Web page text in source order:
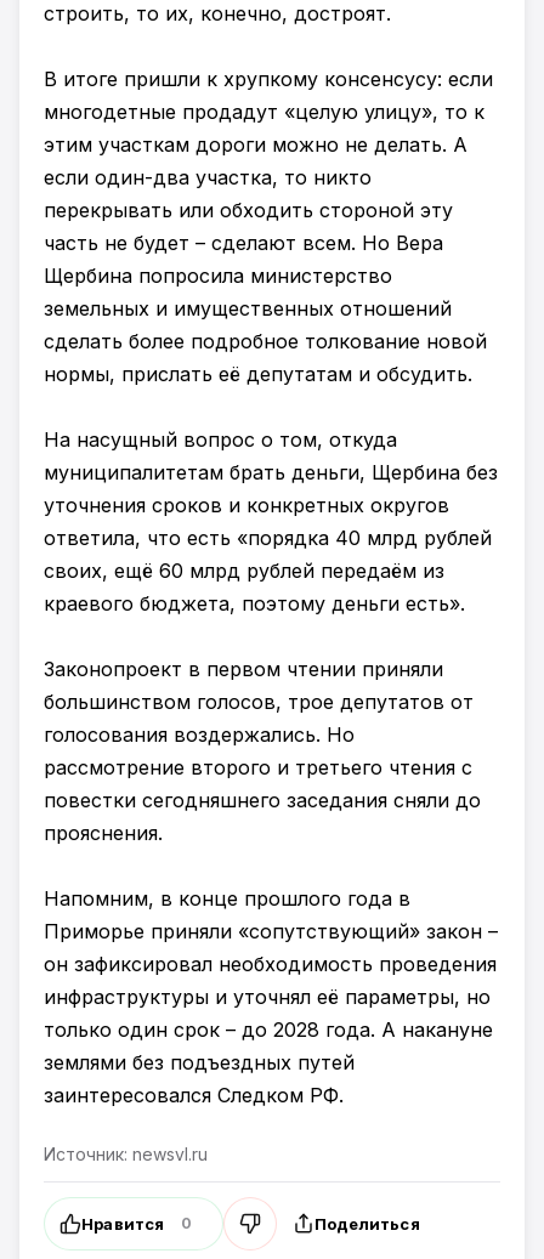
строить, то их, конечно, достроят.
В итоге пришли к хрупкому консенсусу: если
многодетные продадут «целую улицу», то к
этим участкам дороги можно не делать. А
если один-два участка, то никто
перекрывать или обходить стороной эту
часть не будет – сделают всем. Но Вера
Щербина попросила министерство
земельных и имущественных отношений
сделать более подробное толкование новой
нормы, прислать её депутатам и обсудить.
На насущный вопрос о том, откуда
муниципалитетам брать деньги, Щербина без
уточнения сроков и конкретных округов
ответила, что есть «порядка 40 млрд рублей
своих, ещё 60 млрд рублей передаём из
краевого бюджета, поэтому деньги есть».
Законопроект в первом чтении приняли
большинством голосов, трое депутатов от
голосования воздержались. Но
рассмотрение второго и третьего чтения с
повестки сегодняшнего заседания сняли до
прояснения.
Напомним, в конце прошлого года в
Приморье приняли «сопутствующий» закон –
он зафиксировал необходимость проведения
инфраструктуры и уточнял её параметры, но
только один срок – до 2028 года. А накануне
землями без подъездных путей
заинтересовался Следком РФ.
Источник: newsvl.ru
Нравится 0 Поделиться